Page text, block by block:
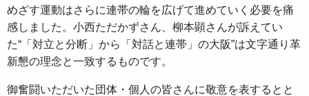
めざす運動はさらに連帯の輪を広げて進めていく必要を痛
感しました。小西ただかずさん、柳本顕さんが訴えてい
た“「対立と分断」から「対話と連帯」の大阪”は文字通り革
新懇の理念と一致するものです。
御奮闘いただいた団体・個人の皆さんに敬意を表するとと